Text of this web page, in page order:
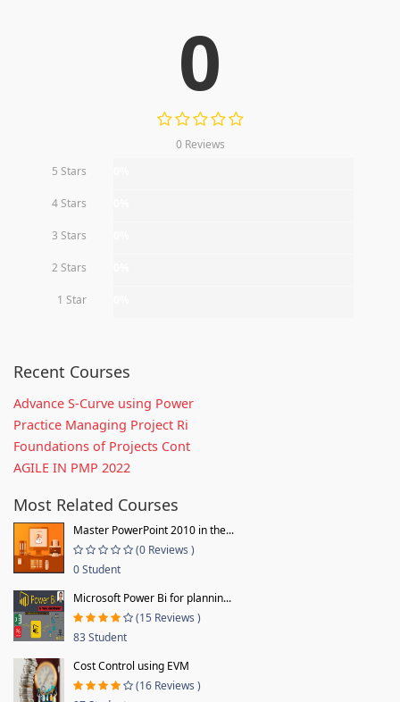
0
0 Reviews
5 Stars
4 Stars
3 Stars
2 Stars
1 Star
Recent Courses
Advance S-Curve using Power
Practice Managing Project Ri
Foundations of Projects Cont
AGILE IN PMP 2022
Most Related Courses
Master PowerPoint 2010 in the...
(0 Reviews )
0 Student
Microsoft Power Bi for plannin...
(15 Reviews )
83 Student
Cost Control using EVM
(16 Reviews )